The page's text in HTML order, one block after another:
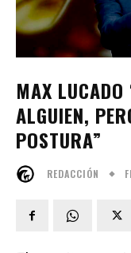
MAX
ALGUIEN,
POSTURA”
REDACCIÓN